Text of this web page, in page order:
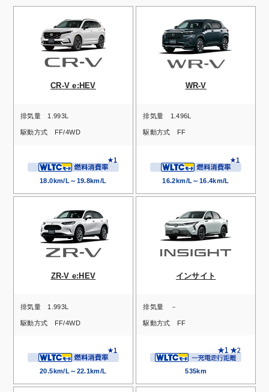
CR-V e:HEV
排気量 1.993L
駆動方式 FF/4WD
18.0km/L～19.8km/L
WR-V
排気量 1.496L
駆動方式 FF
16.2km/L～16.4km/L
ZR-V e:HEV
排気量 1.993L
駆動方式 FF/4WD
20.5km/L～22.1km/L
インサイト
排気量 －
駆動方式 FF
535km